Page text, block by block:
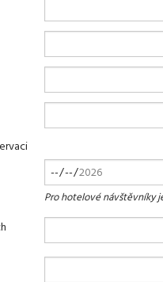
Pro hotelové návštěvníky